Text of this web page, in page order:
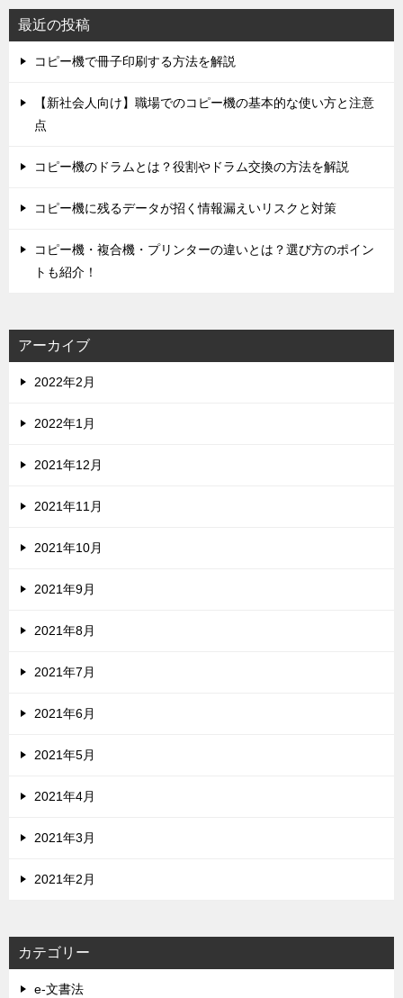
シ
ョ
最近の投稿
コピー機で冊子印刷する方法を解説
【新社会人向け】職場でのコピー機の基本的な使い方と注意
点
コピー機のドラムとは？役割やドラム交換の方法を解説
コピー機に残るデータが招く情報漏えいリスクと対策
コピー機・複合機・プリンターの違いとは？選び方のポイン
トも紹介！
アーカイブ
2022年2月
2022年1月
2021年12月
2021年11月
2021年10月
2021年9月
2021年8月
2021年7月
2021年6月
2021年5月
2021年4月
2021年3月
2021年2月
カテゴリー
e-文書法